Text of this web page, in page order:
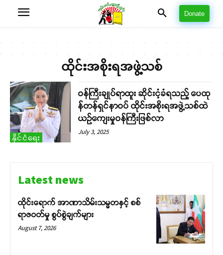
Donate
ထိုင်းအစိုးရအဖွဲ့သစ်
နိုင်ငံရေး
ဝန်ကြီးချုပ်ရာထူး ဆိုင်းငံ့ခံရသည့် ပေထု
န်တန်ရှင်နာဝပ် ထိုင်းအစိုးရအဖွဲ့သစ်ထဲ
ယဉ်ကျေးမှုဝန်ကြီးဖြစ်လာ
July 3, 2025
Latest news
ထိုင်းရောက် အာဏာသိမ်းသမ္မတနှင့် စစ်
ရာဇဝတ်မှု စွပ်စွဲချက်များ
August 7, 2026